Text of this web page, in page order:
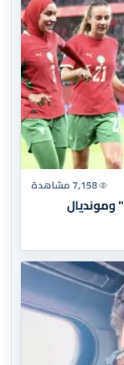
7,158 مشاهدة
ومونديال